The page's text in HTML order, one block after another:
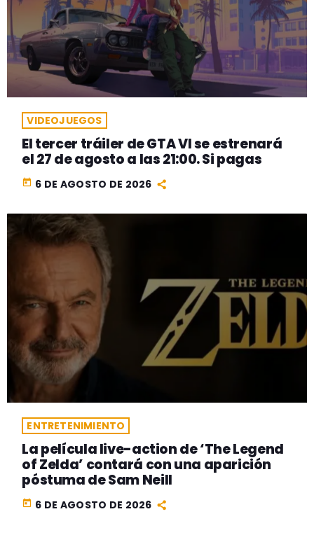
VIDEOJUEGOS
El tercer tráiler de GTA VI se estrenará
el 27 de agosto a las 21:00. Si pagas
today 6 DE AGOSTO DE 2026
ENTRETENIMIENTO
La película live-action de ‘The Legend
of Zelda’ contará con una aparición
póstuma de Sam Neill
today 6 DE AGOSTO DE 2026